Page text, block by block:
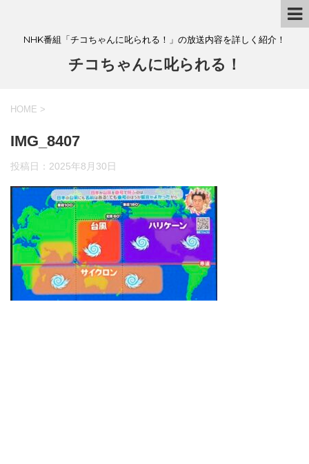
NHK番組「チコちゃんに叱られる！」の放送内容を詳しく紹介！
チコちゃんに叱られる！
HOME >
IMG_8407
投稿日： 2025年8月30日